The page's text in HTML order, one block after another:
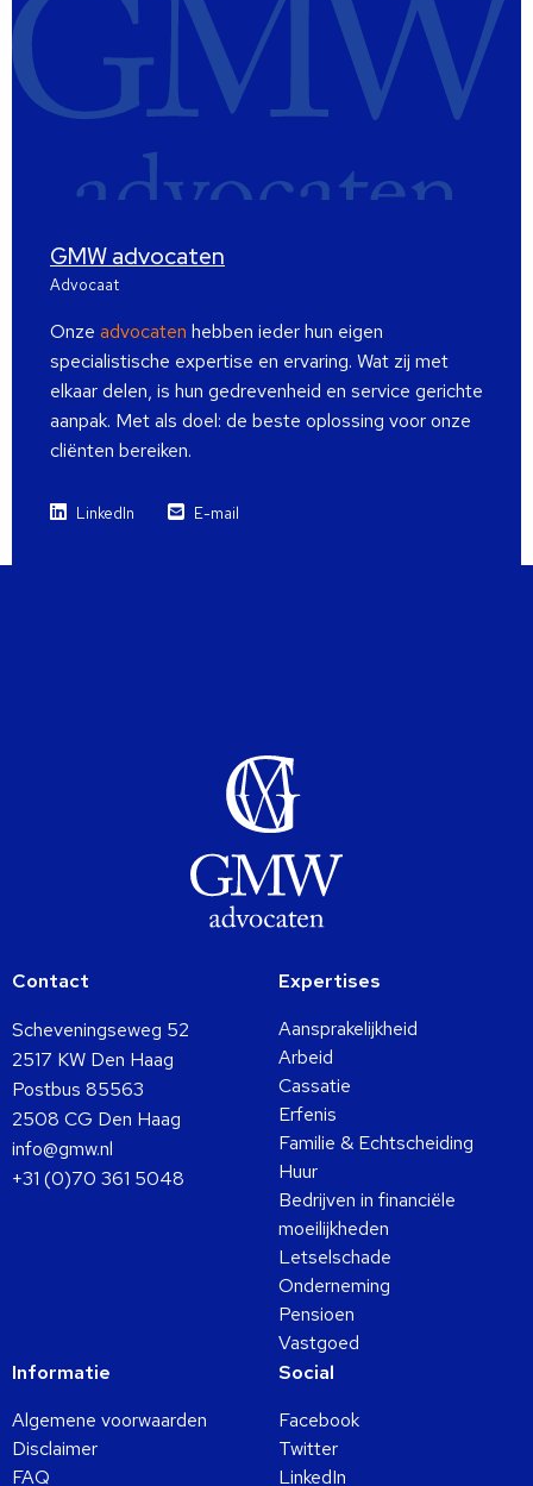
GMW advocaten
Advocaat
Onze advocaten hebben ieder hun eigen
specialistische expertise en ervaring. Wat zij met
elkaar delen, is hun gedrevenheid en service gerichte
aanpak. Met als doel: de beste oplossing voor onze
cliënten bereiken.
LinkedIn E-mail
Contact
Scheveningseweg 52
2517 KW Den Haag
Postbus 85563
2508 CG Den Haag
info@gmw.nl
+31 (0)70 361 5048
Expertises
Aansprakelijkheid
Arbeid
Cassatie
Erfenis
Familie & Echtscheiding
Huur
Bedrijven in financiële
moeilijkheden
Letselschade
Onderneming
Pensioen
Vastgoed
Informatie
Algemene voorwaarden
Disclaimer
FAQ
Social
Facebook
Twitter
LinkedIn